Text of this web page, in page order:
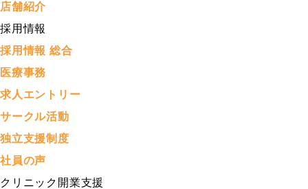
店舗紹介
採用情報
採用情報 総合
医療事務
求人エントリー
サークル活動
独立支援制度
社員の声
クリニック開業支援